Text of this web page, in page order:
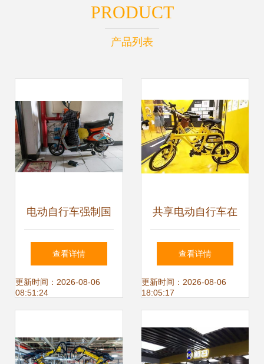
PRODUCT
产品列表
电动自行车强制国
标出台 血的教训催
生安全升级
查看详情
更新时间：2026-08-06
08:51:24
共享电动自行车在
西安的短暂亮相与
争议
查看详情
更新时间：2026-08-06
18:05:17